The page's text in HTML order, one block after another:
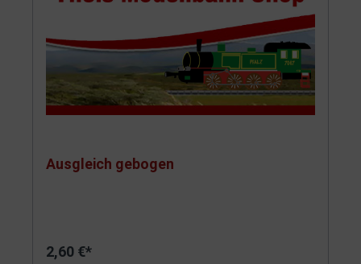
Ausgleich gebogen
2,60 €*